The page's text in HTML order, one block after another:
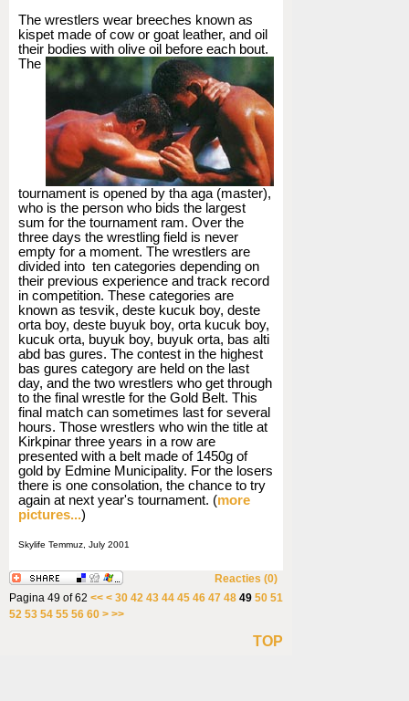
The wrestlers wear breeches known as
kispet made of cow or goat leather, and oil
their bodies with olive oil before each bout.
The
tournament is opened by tha aga (master),
who is the person who bids the largest
sum for the tournament ram. Over the
three days the wrestling field is never
empty for a moment. The wrestlers are
divided into ten categories depending on
their previous experience and track record
in competition. These categories are
known as tesvik, deste kucuk boy, deste
orta boy, deste buyuk boy, orta kucuk boy,
kucuk orta, buyuk boy, buyuk orta, bas alti
abd bas gures. The contest in the highest
bas gures category are held on the last
day, and the two wrestlers who get through
to the final wrestle for the Gold Belt. This
final match can sometimes last for several
hours. Those wrestlers who win the title at
Kirkpinar three years in a row are
presented with a belt made of 1450g of
gold by Edmine Municipality. For the losers
there is one consolation, the chance to try
again at next year's tournament. (more
pictures...)
Skylife Temmuz, July 2001
Reacties (0)
Pagina 49 of 62 << < 30 42 43 44 45 46 47 48 49 50 51
52 53 54 55 56 60 > >>
TOP